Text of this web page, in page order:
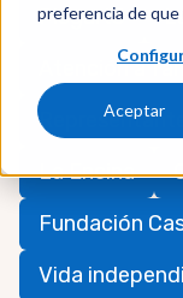
preferencia de
Aceptar
Plegart3
Atención a
La Encina
Fundación
Vida